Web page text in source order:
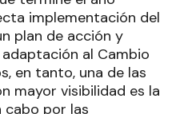
implementación del
plan de acción y
al Cambio
en tanto, una de las
mayor visibilidad es la
cabo por las